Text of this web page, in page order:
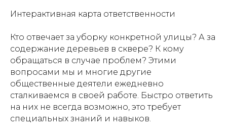
Интерактивная карта ответственности
Кто отвечает за уборку конкретной улицы? А за
содержание деревьев в сквере? К кому
обращаться в случае проблем? Этими
вопросами мы и многие другие
общественные деятели ежедневно
сталкиваемся в своей работе. Быстро ответить
на них не всегда возможно, это требует
специальных знаний и навыков.